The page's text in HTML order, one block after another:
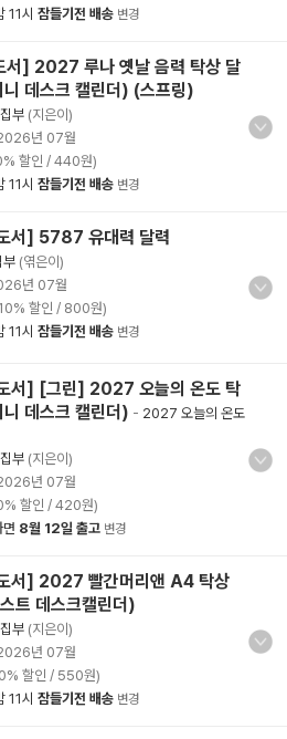
11시 잠들기전 배송 변경
서] 2027 루나 옛날 음력 탁상 달
니 데스크 캘린더) (스프링)
부 (지은이)
년 07월
할인 / 440원)
11시 잠들기전 배송 변경
서] 5787 유대력 달력
부 (엮은이)
년 07월
할인 / 800원)
11시 잠들기전 배송 변경
서] [그린] 2027 오늘의 온도 탁
데스크 캘린더) - 2027 오늘의 온도
부 (지은이)
년 07월
할인 / 420원)
8월 12일 출고 변경
서] 2027 빨간머리앤 A4 탁상
트 데스크캘린더)
부 (지은이)
년 07월
할인 / 550원)
11시 잠들기전 배송 변경